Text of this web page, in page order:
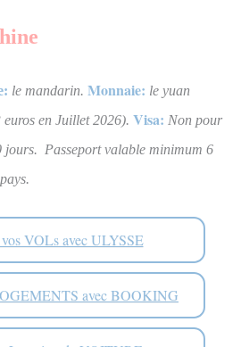
le mandarin. Monnaie: le yuan
en Juillet 2026). Visa: Non pour
jours. Passeport valable minimum 6
VOLs avec ULYSSE
avec BOOKING